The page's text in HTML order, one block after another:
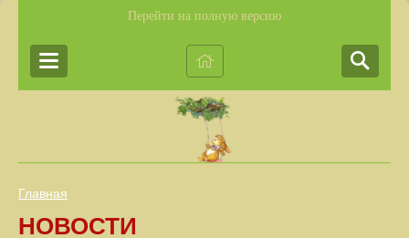
Перейти на полную версию
Главная
НОВОСТИ